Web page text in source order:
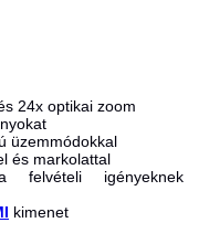
24x optikai zoom
üzemmódokkal
és markolattal
felvételi igényeknek
kimenet